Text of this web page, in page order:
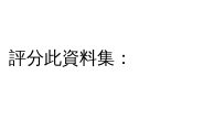
評分此資料集：